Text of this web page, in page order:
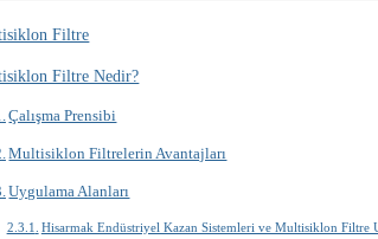
Filtre
Filtre Nedir?
Çalışma Prensibi
Multisiklon Filtrelerin Avantajları
Uygulama Alanları
Hisarmak Endüstriyel Kazan Sistemleri ve Multisiklon Filtre